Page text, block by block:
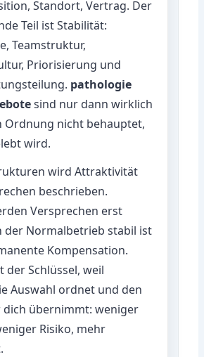
Standort, Vertrag. Der
Teil ist Stabilität:
Teamstruktur,
Priorisierung und
pathologie
sind nur dann wirklich
Ordnung nicht behauptet,
wird.
wird Attraktivität
beschrieben.
Versprechen erst
der Normalbetrieb stabil ist
Kompensation.
der Schlüssel, weil
Auswahl ordnet und den
dich übernimmt: weniger
Risiko, mehr